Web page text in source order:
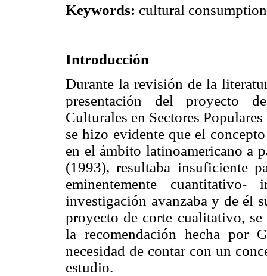
Keywords: cultural
Introducción
Durante la revisión de la
presentación del proyecto
Culturales en Sectores
se hizo evidente que el
en el ámbito latinoamericano a
(1993), resultaba insuficiente
eminentemente
investigación avanzaba y de él
proyecto de corte cualitativo,
la recomendación hecha por
necesidad de contar con un
estudio.